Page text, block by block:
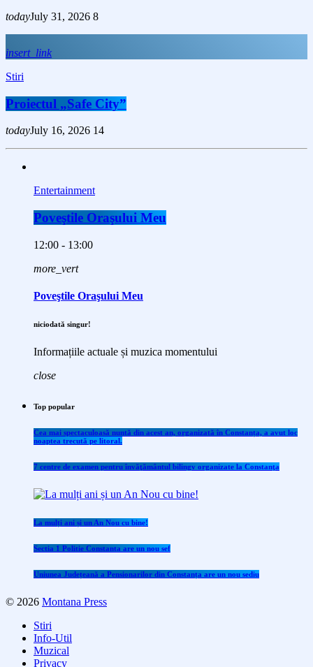
todayJuly 31, 2026 8
insert_link
Stiri
Proiectul „Safe City”
todayJuly 16, 2026 14
Entertainment
Poveştile Oraşului Meu
12:00 - 13:00
more_vert
Poveştile Oraşului Meu
niciodată singur!
Informațiile actuale și muzica momentului
close
Top popular
Cea mai spectaculoasă nuntă din acest an, organizată în Constanța, a avut loc
noaptea trecută pe litoral.
7 centre de examen pentru învăţământul bilingv organizate la Constanţa
La mulți ani și un An Nou cu bine!
Sectia 1 Politie Constanta are un nou sef
Uniunea Județeană a Pensionarilor din Constanța are un nou sediu
© 2026 Montana Press
Stiri
Info-Util
Muzical
Privacy